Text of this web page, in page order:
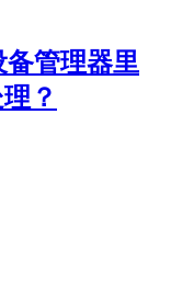
管理器里
？